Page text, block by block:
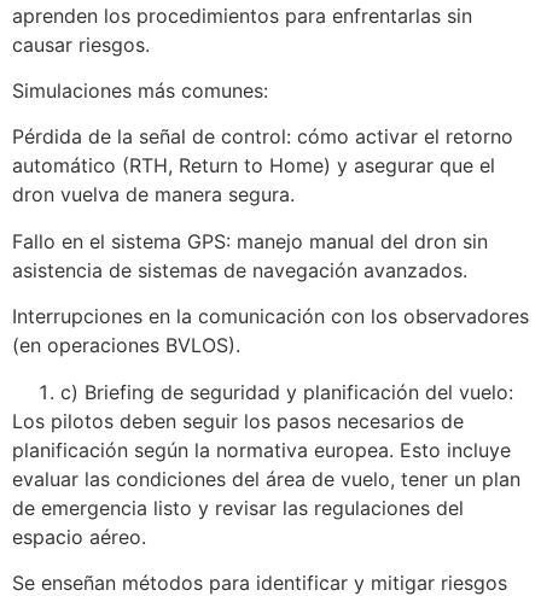
aprenden los procedimientos para enfrentarlas sin
causar riesgos.
Simulaciones más comunes:
Pérdida de la señal de control: cómo activar el retorno
automático (RTH, Return to Home) y asegurar que el
dron vuelva de manera segura.
Fallo en el sistema GPS: manejo manual del dron sin
asistencia de sistemas de navegación avanzados.
Interrupciones en la comunicación con los observadores
(en operaciones BVLOS).
c) Briefing de seguridad y planificación del vuelo:
Los pilotos deben seguir los pasos necesarios de
planificación según la normativa europea. Esto incluye
evaluar las condiciones del área de vuelo, tener un plan
de emergencia listo y revisar las regulaciones del
espacio aéreo.
Se enseñan métodos para identificar y mitigar riesgos